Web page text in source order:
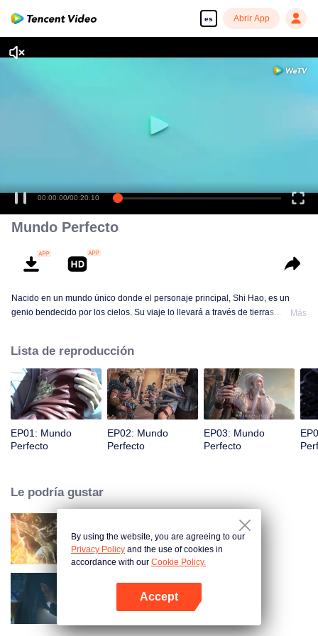
es Abrir App
00:00:00/00:20:10
Mundo Perfecto
Nacido en un mundo único donde el personaje principal, Shi Hao, es un
genio bendecido por los cielos. Su viaje lo llevará a través de tierras
Más
Lista de reproducción
EP01: Mundo
Perfecto
EP02: Mundo
Perfecto
EP03: Mundo
Perfecto
Le podría gustar
Mundo de los Inmortales
Fights Break Sphere S3
By using the website, you are agreeing to our
Privacy Policy and the use of cookies in
accordance with our Cookie Policy.
Accept